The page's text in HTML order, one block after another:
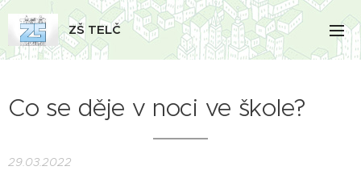
ZŠ TELČ
Co se děje v noci ve škole?
29.03.2022